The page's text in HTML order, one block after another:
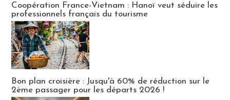
Coopération France-Vietnam : Hanoï veut séduire les
professionnels français du tourisme
Bon plan croisière : Jusqu'à 60% de réduction sur le
2ème passager pour les départs 2026 !